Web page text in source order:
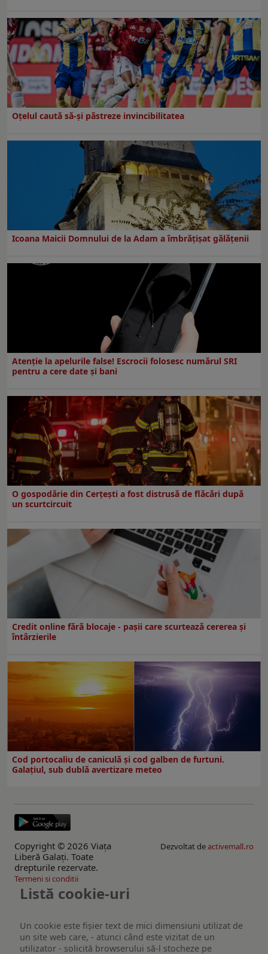
Oțelul caută să-și păstreze invincibilitatea
Icoana Maicii Domnului de la Adam a îmbrățișat gălățenii
Atenție la apelurile false! Escrocii folosesc numărul SRI
pentru a cere date și bani
O gospodărie din Cerțești a fost distrusă de flăcări după
un scurtcircuit
Credit online fără blocaje - pașii care scurtează cererea și
întârzierile
Cod portocaliu de caniculă și cod galben de furtuni.
Galațiul, sub dublă avertizare meteo
Copyright © 2026 Viaţa
Liberă Galaţi. Toate
drepturile rezervate.
Dezvoltat deactivemall.ro
Termeni si conditii
Listă cookie-uri
Un cookie este fişier text de mici dimensiuni utilizat de
un site web care, - atunci când este vizitat de un
utilizator - solicită browserului să-l stocheze pe